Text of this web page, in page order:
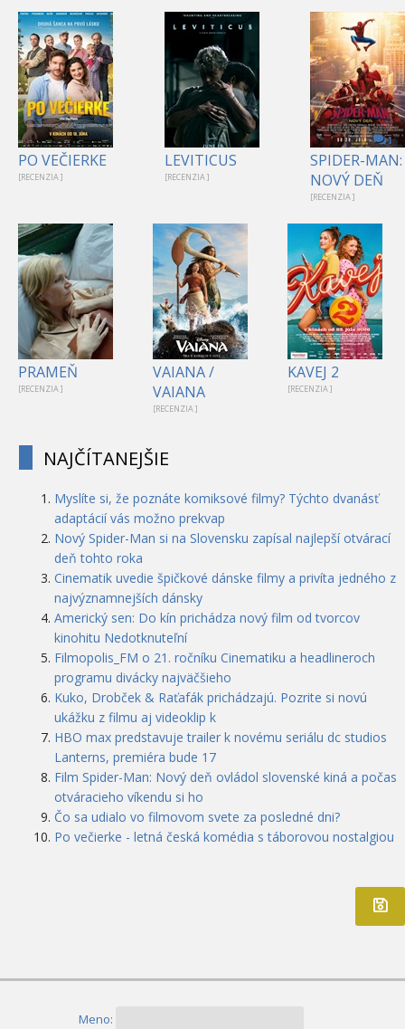
PO VEČIERKE
[RECENZIA ]
LEVITICUS
[RECENZIA ]
1
SPIDER-MAN:
NOVÝ DEŇ
[RECENZIA ]
PRAMEŇ
[RECENZIA ]
VAIANA /
VAIANA
[RECENZIA ]
KAVEJ 2
[RECENZIA ]
NAJČÍTANEJŠIE
Myslíte si, že poznáte komiksové filmy? Týchto dvanásť
adaptácií vás možno prekvap
Nový Spider-Man si na Slovensku zapísal najlepší otvárací
deň tohto roka
Cinematik uvedie špičkové dánske filmy a privíta jedného z
najvýznamnejších dánsky
Americký sen: Do kín prichádza nový film od tvorcov
kinohitu Nedotknuteľní
Filmopolis_FM o 21. ročníku Cinematiku a headlineroch
programu divácky najväčšieho
Kuko, Drobček & Raťafák prichádzajú. Pozrite si novú
ukážku z filmu aj videoklip k
HBO max predstavuje trailer k novému seriálu dc studios
Lanterns, premiéra bude 17
Film Spider-Man: Nový deň ovládol slovenské kiná a počas
otváracieho víkendu si ho
Čo sa udialo vo filmovom svete za posledné dni?
Po večierke - letná česká komédia s táborovou nostalgiou
Meno: